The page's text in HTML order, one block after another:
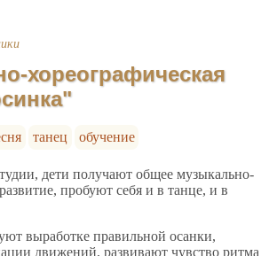
хореографическая
танец обучение
дети получают общее музыкально-
пробуют себя и в танце, и в
выработке правильной осанки,
движений, развивают чувство ритма